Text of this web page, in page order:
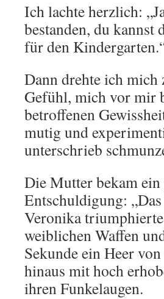
Ich lachte herzlich:
bestanden, du kannst
für den
Dann drehte ich
Gefühl, mich vor mir
betroffenen
mutig und
unterschrieb
Die Mutter bekam
Entschuldigung:
Veronika
weiblichen Waffen
Sekunde ein Heer
hinaus mit hoch
ihren Funkelaugen.